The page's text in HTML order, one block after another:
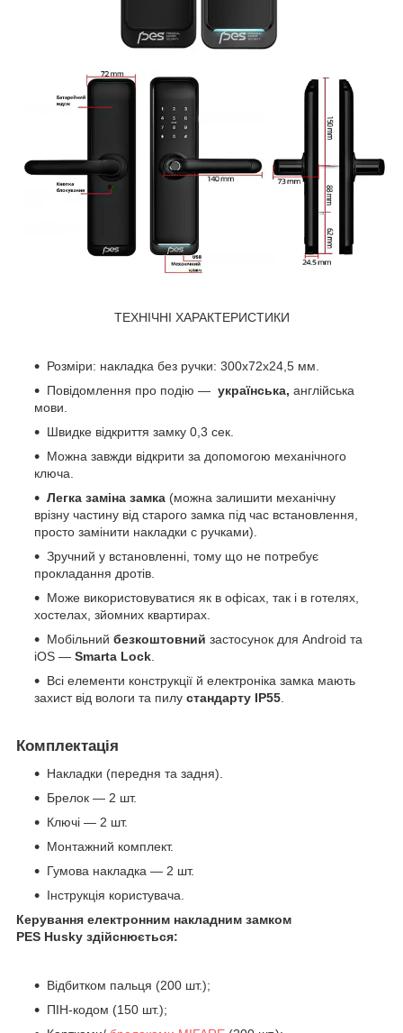
ТЕХНІЧНІ ХАРАКТЕРИСТИКИ
Розміри: накладка без ручки: 300х72х24,5 мм.
Повідомлення про подію — українська, англійська
мови.
Швидке відкриття замку 0,3 сек.
Можна завжди відкрити за допомогою механічного
ключа.
Легка заміна замка (можна залишити механічну
врізну частину від старого замка під час встановлення,
просто замінити накладки с ручками).
Зручний у встановленні, тому що не потребує
прокладання дротів.
Може використовуватися як в офісах, так і в готелях,
хостелах, зйомних квартирах.
Мобільний безкоштовний застосунок для Android та
iOS — Smarta Lock
Всі елементи конструкції й електроніка замка мають
захист від вологи та пилу стандарту IP55
Комплектація
Накладки (передня та задня).
Брелок — 2 шт.
Ключі — 2 шт.
Монтажний комплект.
Гумова накладка — 2 шт.
Інструкція користувача.
Керування електронним накладним замком
PES Husky здійснюється:
Відбитком пальця (200 шт.);
ПІН-кодом (150 шт.);